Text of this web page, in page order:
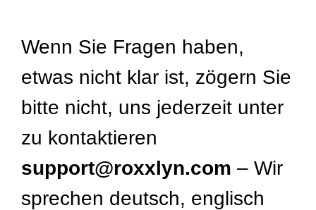
Wenn Sie Fragen haben,
etwas nicht klar ist, zögern Sie
bitte nicht, uns jederzeit unter
zu kontaktieren
support@roxxlyn.com – Wir
sprechen deutsch, englisch